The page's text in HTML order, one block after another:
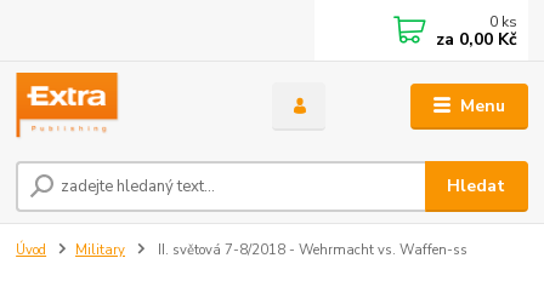
Menu
Hledat
0 ks
za 0,00 Kč
Úvod Military II. světová 7-8/2018 - Wehrmacht vs. Waffen-ss